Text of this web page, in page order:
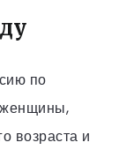
по
женщины,
возраста и